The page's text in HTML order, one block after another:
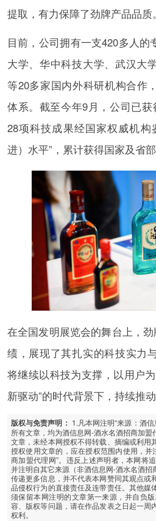
提取，有力保障了劲牌产品品质。
目前，公司拥有一支420多人
大学、华中科技大学、武汉大
等20多家国内外科研机构合作
体系。截至今年9月，公司已获
28项科技成果经国家权威机构
进）水平”，累计获得国家及省
在全国发明展览会的舞台上，
绩，展现了其扎实的科技实力
将继续以科技为支撑，以用户
新驱动”的时代背景下，持续推
版权与免责声明： 1.凡本网注明“来源：酒
所有文章，均为酒信息网-酒水名酒招商加
文章，未经本网授权不得转载、摘编或利用
授权使用文章的，应在授权范围内使用，并
商加盟代理网”。违反上述声明者，本网将
并注明自其它来源（非酒信息网-酒水名酒
传递更多信息，并不代表本网赞同其观点或
品侵权行为的直接责任及连带责任。其他媒
须保留本网注明的文章第一来源，并自负
容、版权等问题，请在作品发表之日起一周
权利。